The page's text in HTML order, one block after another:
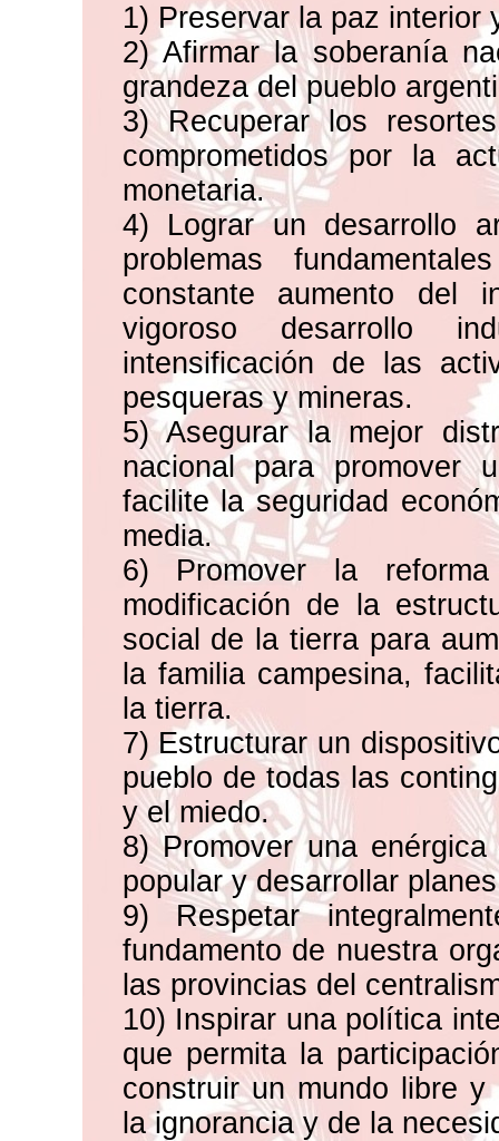
1) Preservar la paz interior
2) Afirmar la soberanía
grandeza del pueblo
3) Recuperar los
comprometidos por la
monetaria.
4) Lograr un desarrollo
problemas
constante aumento del
vigoroso desarrollo
intensificación de las
pesqueras y mineras.
5) Asegurar la mejor
nacional para promover
facilite la seguridad
media.
6) Promover la
modificación de la
social de la tierra para
la familia campesina,
la tierra.
7) Estructurar un
pueblo de todas las
y el miedo.
8) Promover una
popular y desarrollar
9) Respetar
fundamento de nuestra
las provincias del
10) Inspirar una política
que permita la
construir un mundo libre
la ignorancia y de la